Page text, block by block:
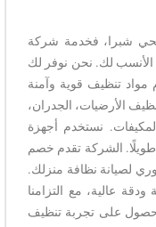
شبرا، فخدمة شركة
لك. نحن نوفر لك
مواد تنظيف قوية وآمنة
الأرضيات، الجدران،
نستخدم أجهزة
طويلًا. الشركة تقدم خصم
لصيانة نظافة منزلك.
عالية، مع التزامنا
على تجربة تنظيف